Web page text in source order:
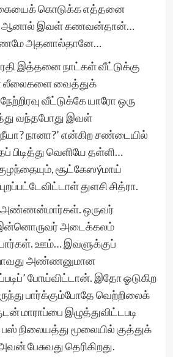
கொடுக்க எத்தனை
ஆனால் இவள் கணவன்தான்…
அதனால்தானே…
இத்தனை நாட்கள் வீட்டுக்கு
லீலைகளை வைத்துக்
வீட்டுக்கே யாரோ ஒரு
வந்தபோது இவள்
நானா?’ என்கிற சண்டையில்
வெளியே தள்ளி…
சூட்கேஸýமாய்
துளசி சித்ரா.
அண்ணன்மார்கள். ஒருவர்
இன்னொருவர் அடைக்கலம்
ஊம்… இவளுக்குப்
அண்ணனுமான
போய்விட்டான். இதோ ஓடுகிற
பார்க்கும்போதே வெற்றிலைக்
மாராப்பை இழுத்துவிட்டபடி
நிலையத்து மூலையில் குத்துக்
பேசுவது தெரிகிறது.